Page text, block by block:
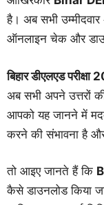
है। अब सभी
ऑनलाइन चेक और
बिहार डीएलएड परीक्षा
अब सभी अपने उत्तरों
आपको यह जानने में
करने की संभावना है
तो आइए जानते हैं कि
कैसे डाउनलोड किया